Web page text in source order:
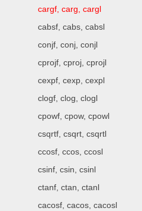
cargf, carg, cargl
cabsf, cabs, cabsl
conjf, conj, conjl
cprojf, cproj, cprojl
cexpf, cexp, cexpl
clogf, clog, clogl
cpowf, cpow, cpowl
csqrtf, csqrt, csqrtl
ccosf, ccos, ccosl
csinf, csin, csinl
ctanf, ctan, ctanl
cacosf, cacos, cacosl